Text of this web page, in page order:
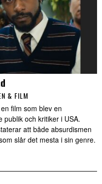
& FILM
film som blev en
publik och kritiker i USA.
att både absurdismen
slår det mesta i sin genre.